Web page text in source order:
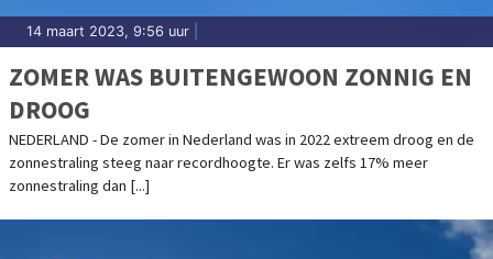
14 maart 2023, 9:56 uur
ZOMER WAS BUITENGEWOON ZONNIG EN
DROOG
NEDERLAND - De zomer in Nederland was in 2022 extreem droog en de
zonnestraling steeg naar recordhoogte. Er was zelfs 17% meer
zonnestraling dan [...]